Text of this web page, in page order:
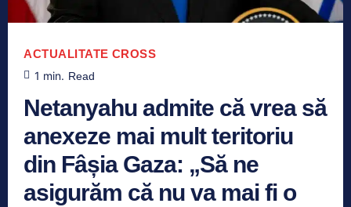
ACTUALITATE CROSS
1 min. Read
Netanyahu admite că vrea să
anexeze mai mult teritoriu
din Fâșia Gaza: „Să ne
asigurăm că nu va mai fi o